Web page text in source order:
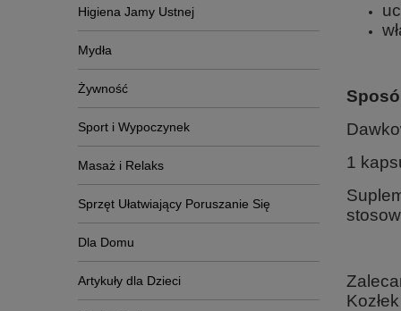
Higiena Jamy Ustnej
Mydła
Żywność
Sport i Wypoczynek
Masaż i Relaks
Sprzęt Ułatwiający Poruszanie Się
Dla Domu
Artykuły dla Dzieci
S
1